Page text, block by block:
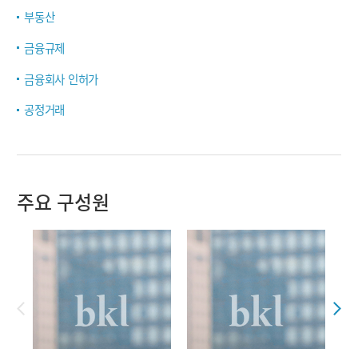
부동산
금융규제
금융회사 인허가
공정거래
주요 구성원